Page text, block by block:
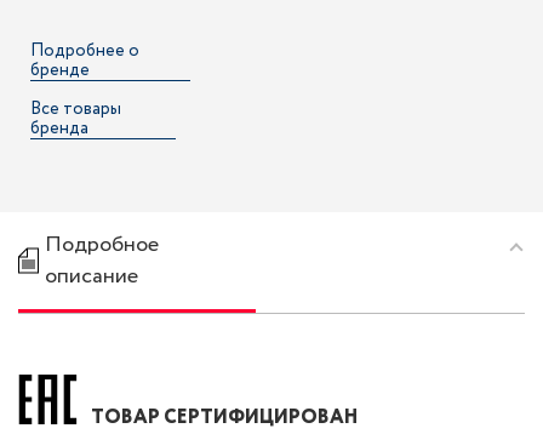
Подробнее о
бренде
Все товары
бренда
Подробное
описание
ТОВАР СЕРТИФИЦИРОВАН